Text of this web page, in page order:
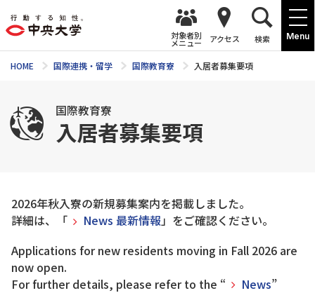
Menu
対象者別
メニュー アクセス 検索
HOME 国際連携・留学 国際教育寮 入居者募集要項
国際教育寮
入居者募集要項
2026年秋入寮の新規募集案内を掲載しました。
詳細は、「
News 最新情報」をご確認ください。
Applications for new residents moving in Fall 2026 are
now open.
For further details, please refer to the “
News”